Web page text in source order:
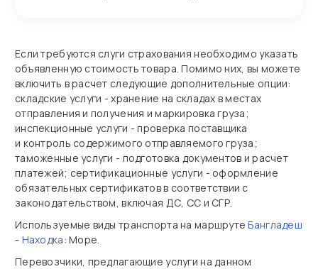
Если требуются слуги страхования необходимо указать
объявленную стоимость товара. Помимо них, вы можете
включить в расчет следующие дополнительные опции:
складские услуги - хранение на складах в местах
отправления и получения и маркировка груза;
инспекционные услуги - проверка поставщика
и контроль содержимого отправляемого груза;
таможенные услуги - подготовка документов и расчет
платежей; сертификационные услуги - оформление
обязательных сертификатов в соответствии с
законодательством, включая ДС, СС и СГР.
Используемые виды транспорта на маршрутеБангладеш
- Находка: Море.
Перевозчики, предлагающие услуги на данном